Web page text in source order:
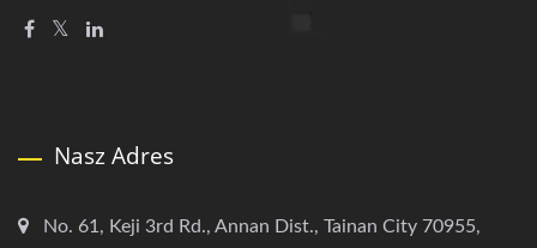
Nasz Adres
No. 61, Keji 3rd Rd., Annan Dist., Tainan City 70955,